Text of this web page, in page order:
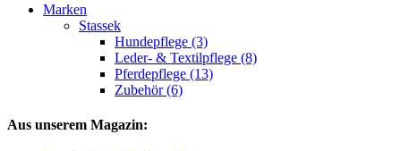
Marken
Stassek
Hundepflege (3)
Leder- & Textilpflege (8)
Pferdepflege (13)
Zubehör (6)
Aus unserem Magazin: